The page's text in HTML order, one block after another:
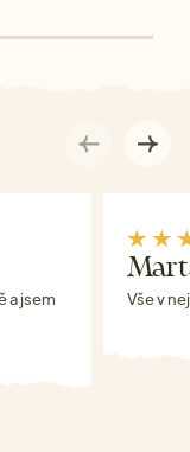
a jsem
Vše v